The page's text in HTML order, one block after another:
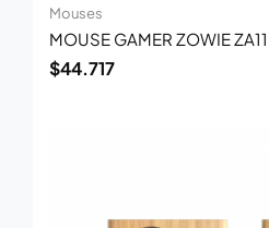
Mouses
MOUSE GAMER ZOWIE
$44.717